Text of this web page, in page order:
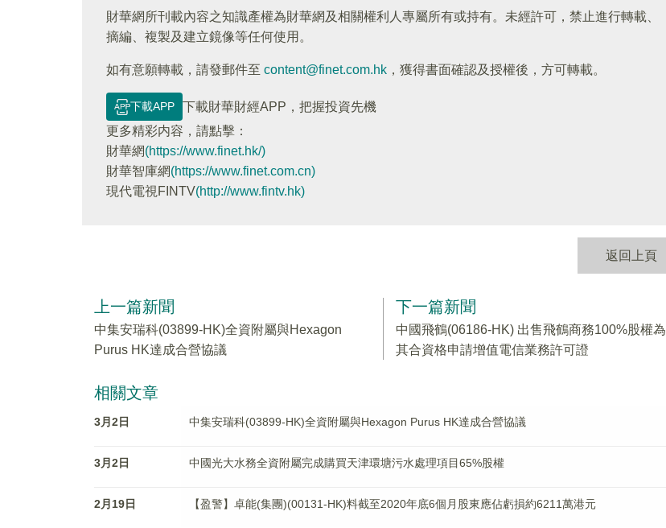
財華網所刊載內容之知識產權為財華網及相關權利人專屬所有或持有。未經許可，禁止進行轉載、
摘編、複製及建立鏡像等任何使用。
如有意願轉載，請發郵件至 content@finet.com.hk ，獲得書面確認及授權後，方可轉載。
下載APP
下載財華財經APP，把握投資先機
更多精彩内容，請點擊：
財華網(https://www.finet.hk/)
財華智庫網(https://www.finet.com.cn)
現代電視FINTV(http://www.fintv.hk)
返回上頁
上一篇新聞
中集安瑞科(03899-HK)全資附屬與Hexagon
Purus HK達成合營協議
下一篇新聞
中國飛鶴(06186-HK) 出售飛鶴商務100%股權為
其合資格申請增值電信業務許可證
相關文章
3月2日 中集安瑞科(03899-HK)全資附屬與Hexagon Purus HK達成合營協議
3月2日 中國光大水務全資附屬完成購買天津環塘污水處理項目65%股權
2月19日 【盈警】卓能(集團)(00131-HK)料截至2020年底6個月股東應佔虧損約6211萬港元